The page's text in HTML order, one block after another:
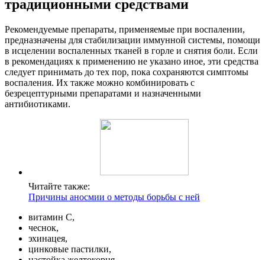
традиционными средствами
Рекомендуемые препараты, применяемые при воспалении,
предназначены для стабилизации иммунной системы, помощи
в исцелении воспаленных тканей в горле и снятия боли. Если
в рекомендациях к применению не указано иное, эти средства
следует принимать до тех пор, пока сохраняются симптомы
воспаления. Их также можно комбинировать с
безрецептурными препаратами и назначенными
антибиотиками.
Читайте также:
Причины аносмии о методы борьбы с ней
витамин С,
чеснок,
эхинацея,
цинковые пастилки,